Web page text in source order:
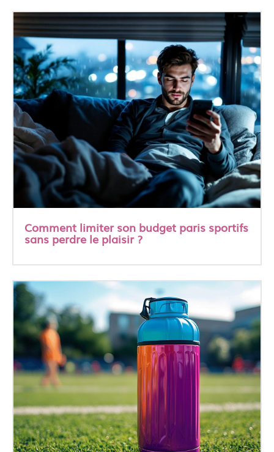
Comment limiter son budget paris sportifs
sans perdre le plaisir ?